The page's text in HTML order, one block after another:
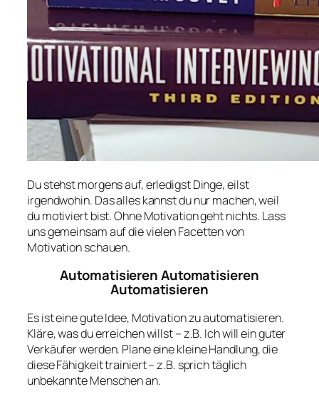
Du stehst morgens auf, erledigst Dinge, eilst
irgendwohin. Das alles kannst du nur machen, weil
du motiviert bist. Ohne Motivation geht nichts. Lass
uns gemeinsam auf die vielen Facetten von
Motivation schauen.
Automatisieren Automatisieren
Automatisieren
Es ist eine gute Idee, Motivation zu automatisieren.
Kläre, was du erreichen willst – z.B. Ich will ein guter
Verkäufer werden. Plane eine kleine Handlung, die
diese Fähigkeit trainiert – z.B. sprich täglich
unbekannte Menschen an.